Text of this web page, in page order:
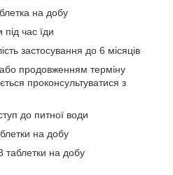
на добу
час їди
застосування до 6 місяців
продовженням терміну
проконсультуватися з
до питної води
на добу
таблетки на добу